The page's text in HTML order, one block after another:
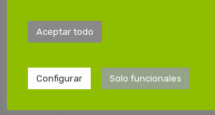
Aceptar todo
Configurar Solo funcionales